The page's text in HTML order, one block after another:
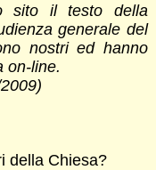
sito il testo della
generale del
nostri ed hanno
on-line.
della Chiesa?